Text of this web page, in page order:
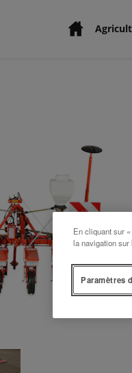
En cliquant sur
la navigation sur
Paramètres